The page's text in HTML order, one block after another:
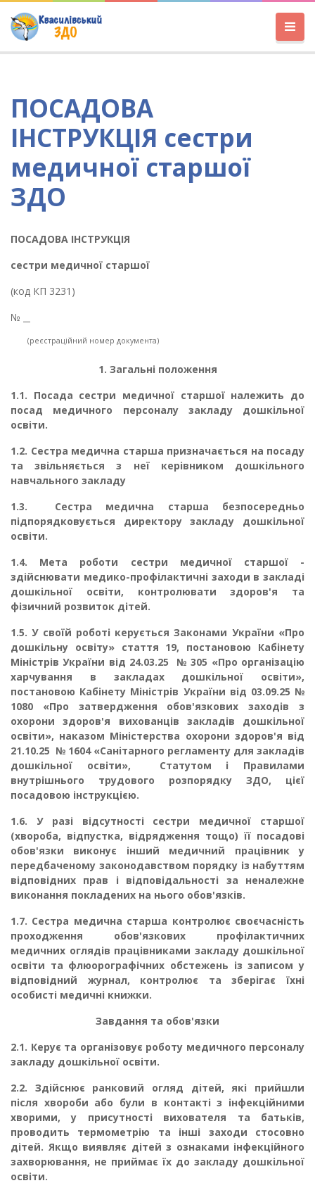
ПОСАДОВА
ІНСТРУКЦІЯ сестри
медичної старшої
ЗДО
ПОСАДОВА ІНСТРУКЦІЯ
сестри медичної старшої
(код КП 3231)
№
(реєстраційний номер документа)
1. Загальні положення
1.1. Посада сестри медичної старшої належить до
посад медичного персоналу закладу дошкільної
освіти.
1.2. Сестра медична старша призначається на посаду
та звільняється з неї керівником дошкільного
навчального закладу
1.3. Сестра медична старша безпосередньо
підпорядковується директору закладу до­шкільної
освіти.
1.4. Мета роботи сестри медичної старшої -
здійснювати медико-профілактичні захо­ди в закладі
дошкільної освіти, контролювати здоров'я та
фізичний розвиток дітей.
1.5. У своїй роботі керується Законами України «Про
дошкільну освіту» стаття 19, постановою Кабінету
Міністрів України від 24.03.25 № 305 «Про організацію
харчування в закладах дошкільної освіти»,
постановою Кабінету Міністрів України від 03.09.25 №
1080 «Про затвердження обов'язкових заходів з
охорони здоров'я вихованців закладів дошкільної
освіти», наказом Міністерства охорони здоров'я від
21.10.25 № 1604 «Санітарного регламенту для закладів
дошкільної освіти», Статутом і Правилами
внутрішнього трудового розпорядку ЗДО, цієї
посадовою інструкцією.
1.6. У разі відсутності сестри медичної старшої
(хвороба, відпустка, відрядження тощо) її посадові
обов'язки виконує інший медичний працівник у
передбаченому законодавством порядку із набуттям
відповідних прав і відповідальності за неналежне
виконання покладе­них на нього обов'язків.
1.7. Сестра медична старша контролює своєчасність
проходження обов'язкових про­філактичних
медичних оглядів працівниками закладу дошкільної
освіти та флюорографіч­них обстежень із записом у
відповідний журнал, контролює та зберігає їхні
особисті медичні книжки.
Завдання та обов'язки
2.1. Керує та організовує роботу медичного персоналу
закладу дошкільної освіти.
2.2. Здійснює ранковий огляд дітей, які прийшли
після хвороби або були в контак­ті з інфекційними
хворими, у присутності вихователя та батьків,
проводить термометрію та інші заходи стосовно
дітей. Якщо виявляє дітей з ознаками інфекційного
захворювання, не приймає їх до закладу дошкільної
освіти.